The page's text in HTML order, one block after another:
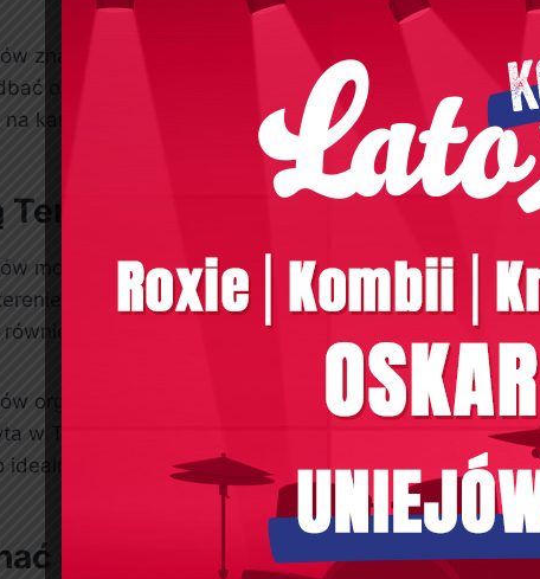
znajdziesz także strefę wellness, w której możesz
o swoje zdrowie i urodę, co jest niezwykle ważne
kameralność i indywidualne podejście do każdego
Uniejów?
można znaleźć wiele atrakcji, które przyciągają
obiektu znajdują się zjeżdżalnie, brodziki dla
zwrócić uwagę na piękne otoczenie Term
organizowane są także różnorodne wydarzenia,
w Termach Uniejów to nie tylko relaks, ale także
idealne miejsce na rodzinne wyjazdy, romantyczne
do Term Uniejowa z